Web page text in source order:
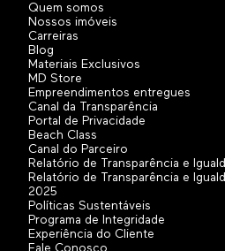
Quem somos
Nossos imóveis
Carreiras
Blog
Materiais Exclusivos
MD Store
Empreendimentos entregues
Canal da Transparência
Portal de Privacidade
Beach Class
Canal do Parceiro
Relatório de Transparência e
Relatório de Transparência e
2025
Políticas Sustentáveis
Programa de Integridade
Experiência do Cliente
Fale Conosco